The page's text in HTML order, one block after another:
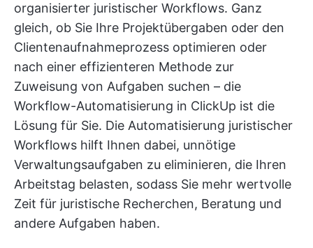
organisierter juristischer Workflows. Ganz
gleich, ob Sie Ihre Projektübergaben oder den
Clientenaufnahmeprozess optimieren oder
nach einer effizienteren Methode zur
Zuweisung von Aufgaben suchen – die
Workflow-Automatisierung in ClickUp ist die
Lösung für Sie. Die Automatisierung juristischer
Workflows hilft Ihnen dabei, unnötige
Verwaltungsaufgaben zu eliminieren, die Ihren
Arbeitstag belasten, sodass Sie mehr wertvolle
Zeit für juristische Recherchen, Beratung und
andere Aufgaben haben.